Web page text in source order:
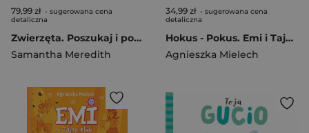
79,99 zł - sugerowana cena
detaliczna
Zwierzęta. Poszukaj i posłuchaj
Samantha Meredith
34,99 zł - sugerowana cena
detaliczna
Hokus - Pokus. Emi i Tajny Klub Superdziewczyn. Tom 9 wyd. 2025
Agnieszka Mielech